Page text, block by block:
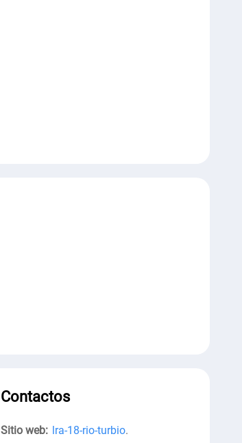
Contactos
Sitio web: lra-18-rio-turbio.